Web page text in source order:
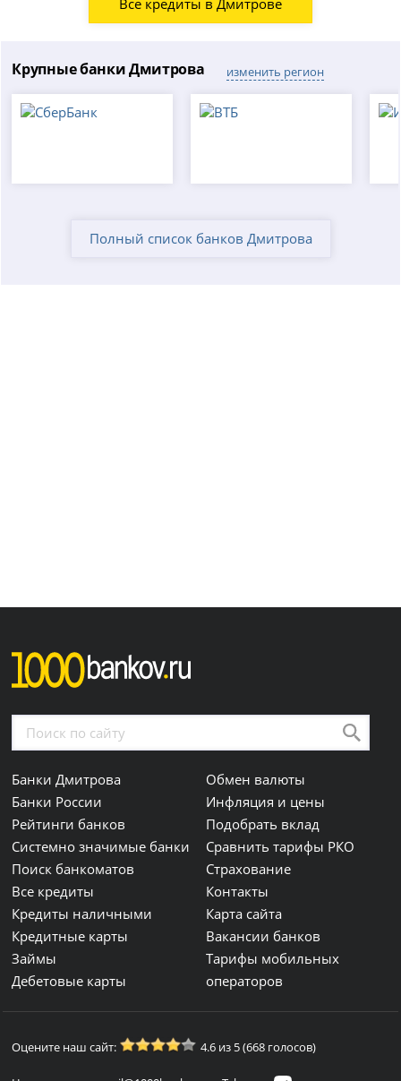
Все кредиты в Дмитрове
Крупные банки Дмитрова изменить регион
Полный список банков Дмитрова
Банки Дмитрова
Банки России
Рейтинги банков
Системно значимые банки
Поиск банкоматов
Все кредиты
Кредиты наличными
Кредитные карты
Займы
Дебетовые карты
Обмен валюты
Инфляция и цены
Подобрать вклад
Сравнить тарифы РКО
Страхование
Контакты
Карта сайта
Вакансии банков
Тарифы мобильных
операторов
Оцените наш сайт: 4.6 из 5 (668 голосов)